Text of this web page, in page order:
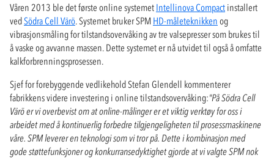
Våren 2013 ble det første online systemet Intellinova Compact installert
vedSödra Cell Värö. Systemet bruker SPM HD-måleteknikken og
vibrasjonsmåling for tilstandsovervåking av tre valsepresser som brukes til
å vaske og avvanne massen. Dette systemet er nå utvidet til også å omfatte
kalkforbrenningsprosessen.
Sjef for forebyggende vedlikehold Stefan Glendell kommenterer
fabrikkens videre investering i online tilstandsovervåking:"På Södra Cell
Värö er vi overbevist om atonline-målinger er et viktig verktøy for oss i
arbeidet med å kontinuerlig forbedre tilgjengeligheten til prosessmaskinene
våre. SPM leverer en teknologi som vi tror på. Dette i kombinasjon med
gode støttefunksjoner og konkurransedyktighet gjorde at vi valgte SPM nok